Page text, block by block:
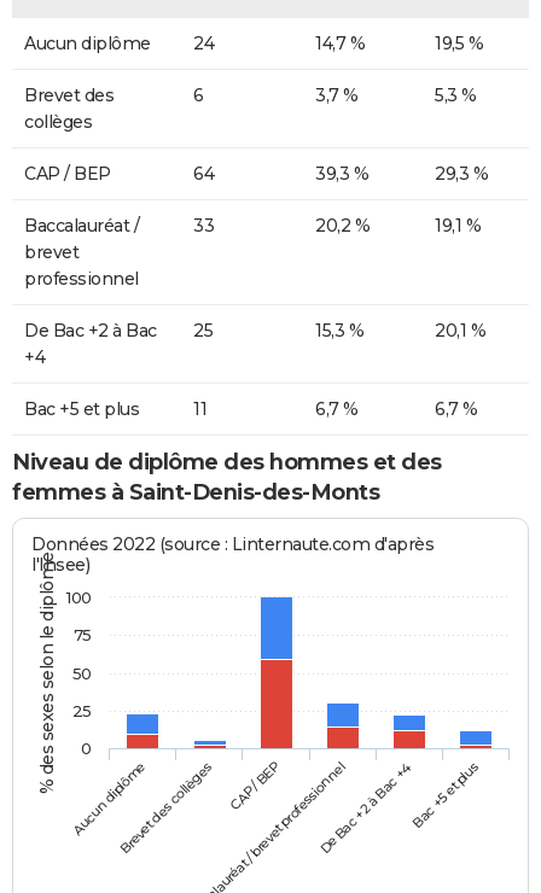
Aucun diplôme 24 14,7 % 19,5 %
Brevet des
collèges
6 3,7 % 5,3 %
CAP / BEP 64 39,3 % 29,3 %
Baccalauréat /
brevet
professionnel
33 20,2 % 19,1 %
De Bac +2 à Bac
+4
25 15,3 % 20,1 %
Bac +5 et plus 11 6,7 % 6,7 %
Niveau de diplôme des hommes et des
femmes à Saint-Denis-des-Monts
% des sexes selon le diplôme
Données 2022 (source : Linternaute.com d'après
l'Insee)
Aucun diplômeBrevet des collèges CAP / BEP
Baccalauréat / brevet professionnelDe Bac +2 à Bac +4Bac +5 et plus
0
25
50
75
100